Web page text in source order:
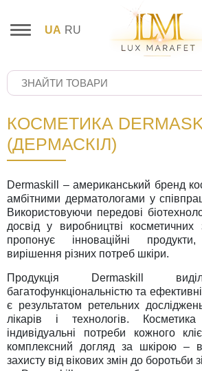
UA RU
КОСМЕТИКА
(ДЕРМАСКІЛ)
Dermaskill – американський бренд
амбітними дерматологами у
Використовуючи передові
досвід у виробництві косметичних
пропонує інноваційні
вирішення різних потреб шкіри.
Продукція Dermaskill
багатофункціональністю та
є результатом ретельних досліджень
лікарів і технологів.
індивідуальні потреби кожного
комплексний догляд за шкірою –
захисту від вікових змін до боротьби